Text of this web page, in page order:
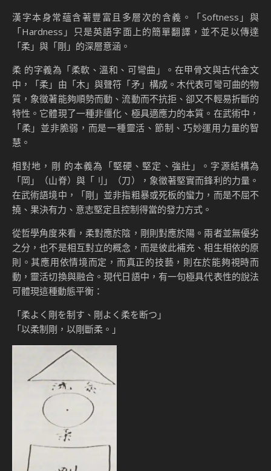
漢字本身常蘊含著豐富且多層次的含義。「Softness」與
「Hardness」只是英語字面上的簡單翻譯，並不足以傳達
「柔」與「剛」的深層意涵。
柔 的字義為「柔軟、溫和、可彎曲」。在甲骨文與古代金文
中，「柔」由「木」與聲符「矛」構成。木代表可彎可曲的物
質，象徵著能夠順勢而動、流動而不抗拒、卻又不輕易折斷的
特性。它體現了一種非僵化、極具適應力的本質。在武術中，
「柔」並非脆弱，而是一種靈活、節制、巧妙運用力量的智
慧。
相對地，剛 的本義為「堅硬、堅定、強壯」。字源結構為
「岡」（山脊）與「刂」（刀），象徵著堅實而鋒利的力量。
在武術語境中，「剛」並非指粗暴或死板的蠻力，而是不屈不
撓、果決有力、意志堅定且控制得當的發力方式。
從哲學角度來看，柔對應於陰，剛則對應於陽。兩者並無優劣
之分，也不是相互對立的概念，而是彼此補充、相生相依的原
則。其應用依情境而定，而真正的技藝，則在於能夠視時而
動，靈活切換與融合。現代日語中，有一句極具代表性的說法
可體現這種動態平衡：
「柔よく剛を制す、剛よく柔を断つ」
「以柔制剛，以剛斷柔。」